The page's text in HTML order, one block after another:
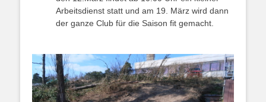
Arbeitsdienst statt und am 19. März wird dann
der ganze Club für die Saison fit gemacht.